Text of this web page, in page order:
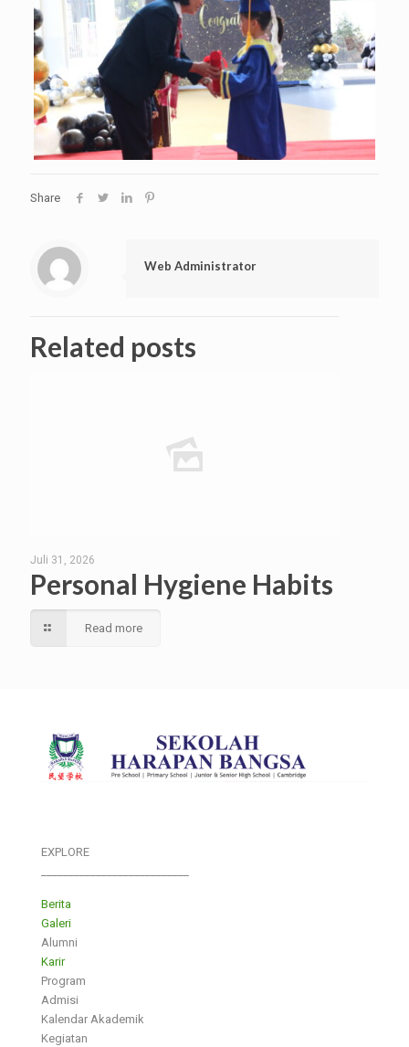
Share
Web Administrator
Related posts
Juli 31, 2026
Personal Hygiene Habits
Read more
EXPLORE
Berita
Galeri
Alumni
Karir
Program
Admisi
Kalendar Akademik
Kegiatan